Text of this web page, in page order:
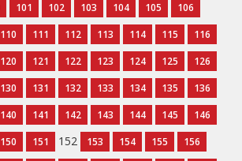
101 102 103 104 105
106
110 111 112 113 114 115
116
120 121 122 123 124 125
126
130 131 132 133 134 135
136
140 141 142 143 144 145
146
150 151 152 153 154 155
156